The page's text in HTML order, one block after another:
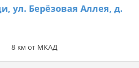
ул. Берёзовая Аллея, д.
8 км от МКАД